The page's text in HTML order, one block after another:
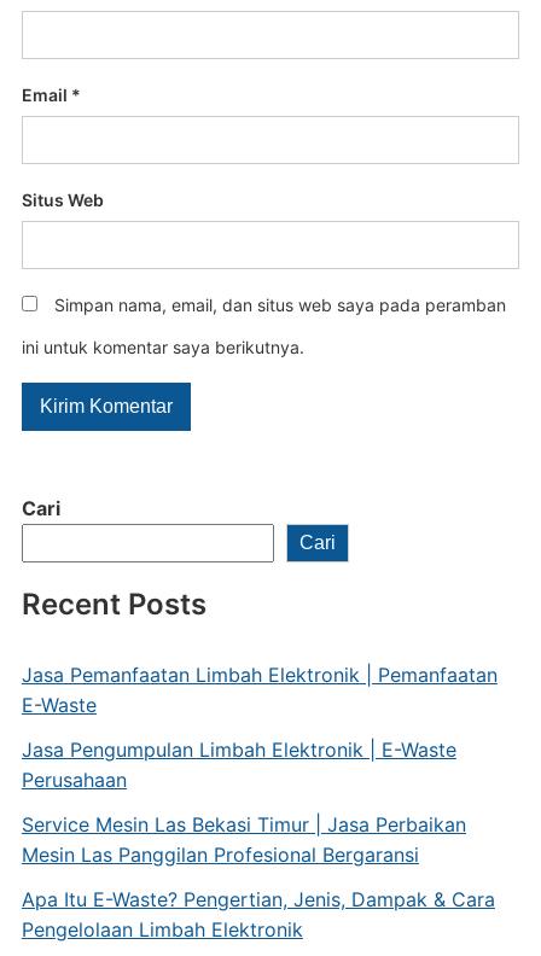
Cari
Cari
Recent Posts
Jasa Pemanfaatan Limbah Elektronik | Pemanfaatan
E-Waste
Jasa Pengumpulan Limbah Elektronik | E-Waste
Perusahaan
Service Mesin Las Bekasi Timur | Jasa Perbaikan
Mesin Las Panggilan Profesional Bergaransi
Apa Itu E-Waste? Pengertian, Jenis, Dampak & Cara
Pengelolaan Limbah Elektronik
Email *
Situs Web
Simpan nama, email, dan situs web saya pada peramban
ini untuk komentar saya berikutnya.